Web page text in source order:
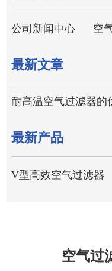
公司新闻中心 空
最新文章
耐高温空气过滤器的
最新产品
V型高效空气过滤器
空气过